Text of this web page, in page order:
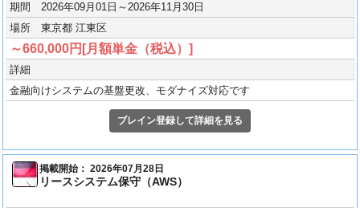
期間 2026年09月01日～2026年11月30日
場所 東京都 江東区
～660,000円[月額単金（税込）]
詳細
金融向けシステムの基盤更改、モダナイズ対応です
ブレイン登録して詳細を見る
掲載開始： 2026年07月28日
リースシステム保守（AWS）